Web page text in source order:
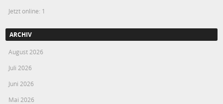
Jetzt online: 1
ARCHIV
August 2026
Juli 2026
Juni 2026
Mai 2026